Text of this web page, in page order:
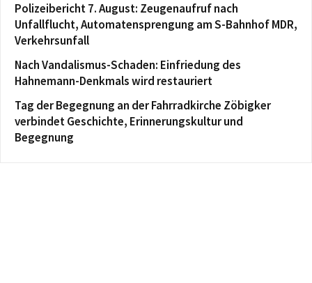
Polizeibericht 7. August: Zeugenaufruf nach
Unfallflucht, Automatensprengung am S-Bahnhof MDR,
Verkehrsunfall
Nach Vandalismus-Schaden: Einfriedung des
Hahnemann-Denkmals wird restauriert
Tag der Begegnung an der Fahrradkirche Zöbigker
verbindet Geschichte, Erinnerungskultur und
Begegnung